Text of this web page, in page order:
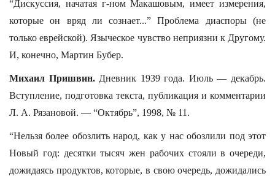
“Дискуссия, начатая г-ном Макашовым, имеет измерения,
которые он вряд ли сознает...” Проблема диаспоры (не
только еврейской). Языческое чувство неприязни к Другому.
И, конечно, Мартин Бубер.
Михаил Пришвин.Дневник 1939 года. Июль — декабрь.
Вступление, подготовка текста, публикация и комментарии
Л. А. Рязановой. — “Октябрь”, 1998, № 11.
“Нельзя более обозлить народ, как у нас обозлили под этот
Новый год: десятки тысяч жен рабочих стояли в очереди,
дожидаясь продуктов, которые, в свою очередь, дожидались